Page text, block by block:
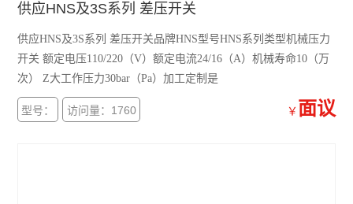
供应HNS及3S系列 差压开关
供应HNS及3S系列 差压开关品牌HNS型号HNS系列类型机械压力
开关 额定电压110/220（V）额定电流24/16（A）机械寿命10（万
次） Z大工作压力30bar（Pa）加工定制是
型号： 访问量：1760 ￥ 面议